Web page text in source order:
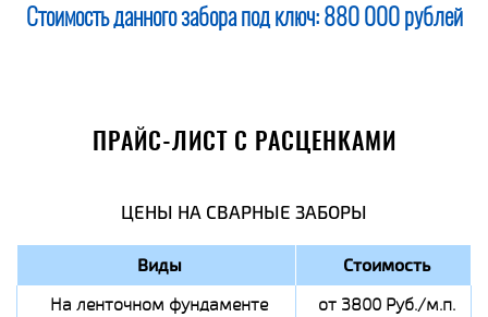
Стоимость данного забора под ключ: 880 000 рублей
ПРАЙС-ЛИСТ С РАСЦЕНКАМИ
ЦЕНЫ НА СВАРНЫЕ ЗАБОРЫ
Виды Стоимость
На ленточном фундаменте
от 3800 Руб./м.п.